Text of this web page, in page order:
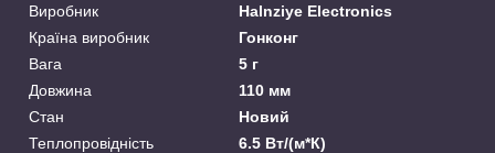
Виробник
Halnziye Electronics
Країна виробник
Гонконг
Вага
5 г
Довжина
110 мм
Стан
Новий
Теплопровідність
6.5 Вт/(м*К)